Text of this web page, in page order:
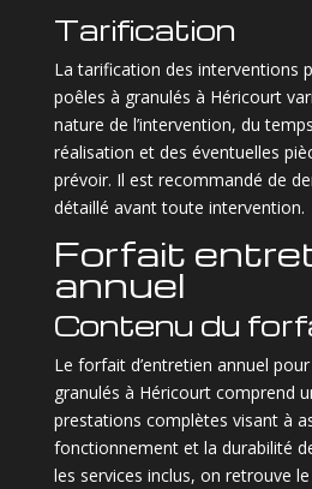
Tarification
La tarification des interventions
poêles à granulés à Héricourt
nature de l’intervention, du
réalisation et des éventuelles
prévoir. Il est recommandé de
détaillé avant toute intervention.
Forfait
annuel
Contenu du
Le forfait d’entretien annuel
granulés à Héricourt comprend
prestations complètes visant à
fonctionnement et la durabilité
les services inclus, on retrouve